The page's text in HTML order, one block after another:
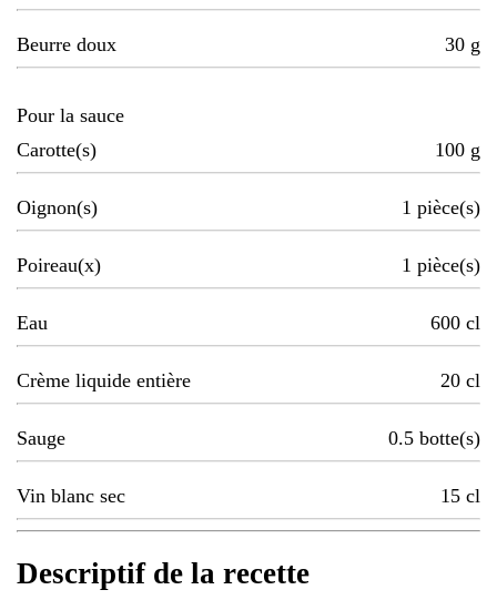
Beurre doux 30 g
Pour la sauce
Carotte(s)
100 g
Oignon(s) 1 pièce(s)
Poireau(x) 1 pièce(s)
Eau 600 cl
Crème liquide entière 20 cl
Sauge 0.5 botte(s)
Vin blanc sec 15 cl
Descriptif de la recette